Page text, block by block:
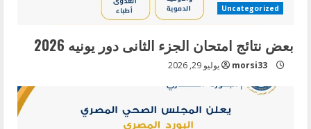
Uncategorized
بعض نتائج امتحان الجزء الثانى دور يونيه 2026
morsi33 يوليو 29, 2026